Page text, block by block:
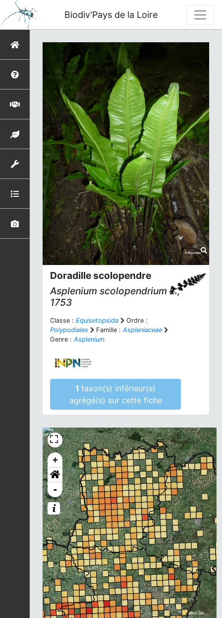
Biodiv'Pays de la Loire
Doradille scolopendre
Asplenium scolopendrium L.,
1753
Classe : Equisetopsida
Ordre :
Polypodiales
Famille : Aspleniaceae
Genre : Asplenium
1taxon(s) inférieur(s)
agrégé(s) sur cette fiche
+
-